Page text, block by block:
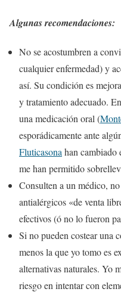
Algunas recomendaciones:
No se acostumbren a
cualquier enfermedad) y
así. Su condición es
y tratamiento adecuado.
una medicación oral (
esporádicamente ante
Fluticasonahan cambiado
me han permitido
Consulten a un médico,
antialérgicos «de venta
efectivos (ó no lo fueron
Si no pueden costear una
menos la que yo tomo es
alternativas naturales. Yo
riesgo en intentar con